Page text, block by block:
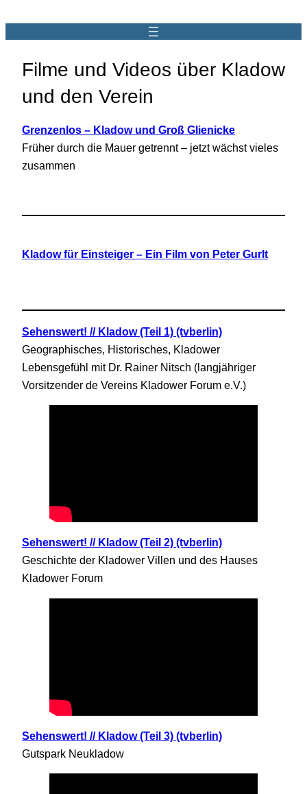
Filme und Videos über Kladow
und den Verein
Grenzenlos – Kladow und Groß Glienicke
Früher durch die Mauer getrennt – jetzt wächst vieles
zusammen
Kladow für Einsteiger – Ein Film von Peter Gurlt
Sehenswert! // Kladow (Teil 1) (tvberlin)
Geographisches, Historisches, Kladower
Lebensgefühl mit Dr. Rainer Nitsch (langjähriger
Vorsitzender de Vereins Kladower Forum e.V.)
Sehenswert! // Kladow (Teil 2) (tvberlin)
Geschichte der Kladower Villen und des Hauses
Kladower Forum
Sehenswert! // Kladow (Teil 3) (tvberlin)
Gutspark Neukladow